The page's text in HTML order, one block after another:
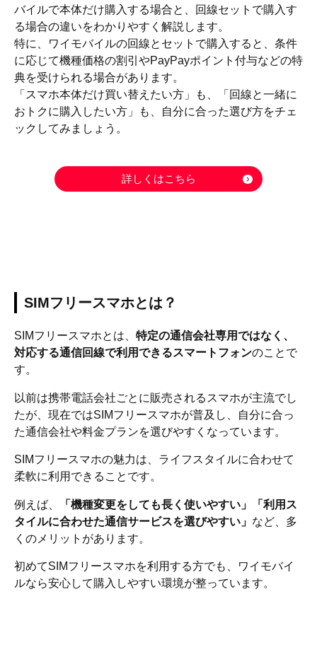
バイルで本体だけ購入する場合と、回線セットで購入す
る場合の違いをわかりやすく解説します。
特に、ワイモバイルの回線とセットで購入すると、条件
に応じて機種価格の割引やPayPayポイント付与などの特
典を受けられる場合があります。
「スマホ本体だけ買い替えたい方」も、「回線と一緒に
おトクに購入したい方」も、自分に合った選び方をチェ
ックしてみましょう。
詳しくはこちら
SIMフリースマホとは？
SIMフリースマホとは、 特定の通信会社専用ではなく、
対応する通信回線で利用できるスマートフォンのことで
す。
以前は携帯電話会社ごとに販売されるスマホが主流でし
たが、現在ではSIMフリースマホが普及し、自分に合っ
た通信会社や料金プランを選びやすくなっています。
SIMフリースマホの魅力は、ライフスタイルに合わせて
柔軟に利用できることです。
例えば、
「機種変更をしても長く使いやすい」「利用ス
タイルに合わせた通信サービスを選びやすい」 など、多
くのメリットがあります。
初めてSIMフリースマホを利用する方でも、ワイモバイ
ルなら安心して購入しやすい環境が整っています。